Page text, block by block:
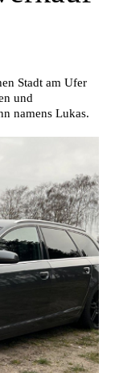
Stadt am Ufer
und
namens Lukas.